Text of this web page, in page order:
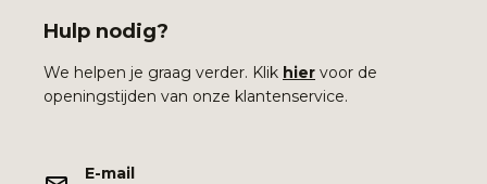
Hulp nodig?
We helpen je graag verder. Klik hier voor de
openingstijden van onze klantenservice.
E-mail